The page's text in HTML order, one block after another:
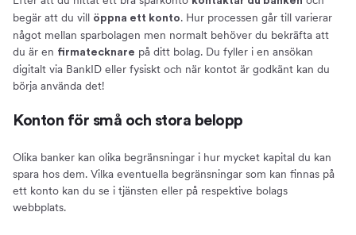
begär att du vill öppna ett konto. Hur processen går till varierar
något mellan sparbolagen men normalt behöver du bekräfta att
du är en firmatecknare på ditt bolag. Du fyller i en ansökan
digitalt via BankID eller fysiskt och när kontot är godkänt kan du
börja använda det!
Konton för små och stora belopp
Olika banker kan olika begränsningar i hur mycket kapital du kan
spara hos dem. Vilka eventuella begränsningar som kan finnas på
ett konto kan du se i tjänsten eller på respektive bolags
webbplats.